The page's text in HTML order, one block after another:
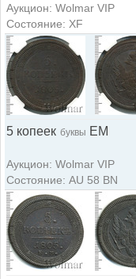
Аукцион: Wolmar VIP
Состояние: XF
5 копеек буквы ЕМ
Аукцион: Wolmar VIP
Состояние: AU 58 BN